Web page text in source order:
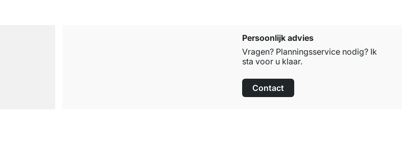
Persoonlijk advies
Vragen? Planningsservice nodig? Ik
sta voor u klaar.
Contact